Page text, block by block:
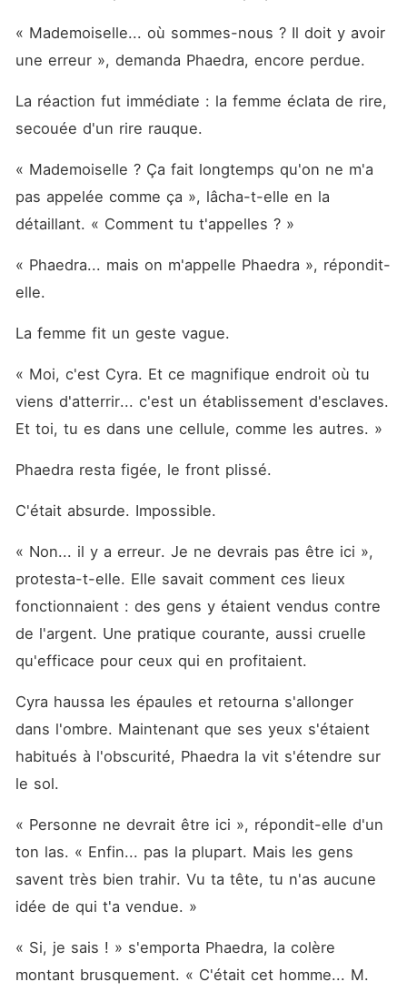
« Mademoiselle... où sommes-nous ? Il doit y avoir
une erreur », demanda Phaedra, encore perdue.
La réaction fut immédiate : la femme éclata de rire,
secouée d'un rire rauque.
« Mademoiselle ? Ça fait longtemps qu'on ne m'a
pas appelée comme ça », lâcha-t-elle en la
détaillant. « Comment tu t'appelles ? »
« Phaedra... mais on m'appelle Phaedra », répondit-
elle.
La femme fit un geste vague.
« Moi, c'est Cyra. Et ce magnifique endroit où tu
viens d'atterrir... c'est un établissement d'esclaves.
Et toi, tu es dans une cellule, comme les autres. »
Phaedra resta figée, le front plissé.
C'était absurde. Impossible.
« Non... il y a erreur. Je ne devrais pas être ici »,
protesta-t-elle. Elle savait comment ces lieux
fonctionnaient : des gens y étaient vendus contre
de l'argent. Une pratique courante, aussi cruelle
qu'efficace pour ceux qui en profitaient.
Cyra haussa les épaules et retourna s'allonger
dans l'ombre. Maintenant que ses yeux s'étaient
habitués à l'obscurité, Phaedra la vit s'étendre sur
le sol.
« Personne ne devrait être ici », répondit-elle d'un
ton las. « Enfin... pas la plupart. Mais les gens
savent très bien trahir. Vu ta tête, tu n'as aucune
idée de qui t'a vendue. »
« Si, je sais ! » s'emporta Phaedra, la colère
montant brusquement. « C'était cet homme... M.